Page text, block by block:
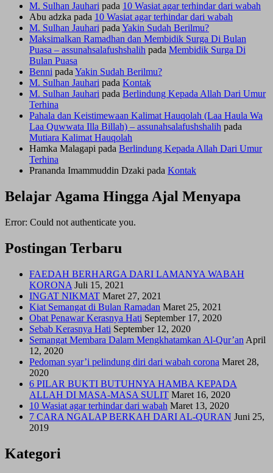
M. Sulhan Jauhari pada 10 Wasiat agar terhindar dari wabah
Abu adzka pada 10 Wasiat agar terhindar dari wabah
M. Sulhan Jauhari pada Yakin Sudah Berilmu?
Maksimalkan Ramadhan dan Membidik Surga Di Bulan
Puasa – assunahsalafushshalih pada Membidik Surga Di
Bulan Puasa
Benni pada Yakin Sudah Berilmu?
M. Sulhan Jauhari pada Kontak
M. Sulhan Jauhari pada Berlindung Kepada Allah Dari Umur
Terhina
Pahala dan Keistimewaan Kalimat Hauqolah (Laa Haula Wa
Laa Quwwata Illa Billah) – assunahsalafushshalih pada
Mutiara Kalimat Hauqolah
Hamka Malagapi pada Berlindung Kepada Allah Dari Umur
Terhina
Prananda Imammuddin Dzaki pada Kontak
Belajar Agama Hingga Ajal Menyapa
Error: Could not authenticate you.
Postingan Terbaru
FAEDAH BERHARGA DARI LAMANYA WABAH
KORONA Juli 15, 2021
INGAT NIKMAT Maret 27, 2021
Kiat Semangat di Bulan Ramadan Maret 25, 2021
Obat Penawar Kerasnya Hati September 17, 2020
Sebab Kerasnya Hati September 12, 2020
Semangat Membara Dalam Mengkhatamkan Al-Qur’an April
12, 2020
Pedoman syar’i pelindung diri dari wabah corona Maret 28,
2020
6 PILAR BUKTI BUTUHNYA HAMBA KEPADA
ALLAH DI MASA-MASA SULIT Maret 16, 2020
10 Wasiat agar terhindar dari wabah Maret 13, 2020
7 CARA NGALAP BERKAH DARI AL-QURAN Juni 25,
2019
Kategori